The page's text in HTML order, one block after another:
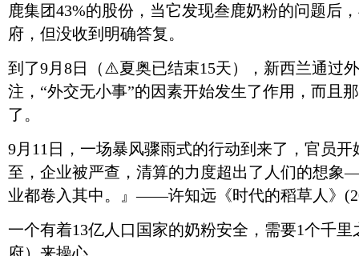
鹿集团43%的股份，当它发现叁鹿奶粉的问题后
府，但没收到明确答复。
到了9月8日（ ⚠️夏奥已结束15天），新西兰通过
注，“外交无小事”的因素开始发生了作用，而且
了。
9月11日，一场暴风骤雨式的行动到来了，官员
至，企业被严查，清算的力度超出了人们的想
业都卷入其中。』——许知远《时代的稻草人》
一个有着13亿人口国家的奶粉安全，需要1个千
府）来操心。